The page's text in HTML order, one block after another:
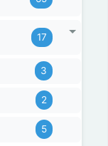
17
3
2
5